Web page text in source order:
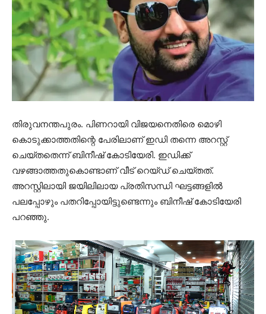
തിരുവനന്തപുരം. പിണറായി വിജയനെതിരെ മൊഴി
കൊടുക്കാത്തതിന്റെ പേരിലാണ് ഇഡി തന്നെ അറസ്റ്റ്
ചെയ്തതെന്ന് ബിനീഷ് കോടിയേരി. ഇഡിക്ക്
വഴങ്ങാത്തതുകൊണ്ടാണ് വീട് റെയ്ഡ് ചെയ്തത്.
അറസ്റ്റിലായി ജയിലിലായ പ്രതിസന്ധി ഘട്ടങ്ങളില്‍
പലപ്പോഴും പതറിപ്പോയിട്ടുണ്ടെന്നും ബിനീഷ് കോടിയേരി
പറഞ്ഞു.